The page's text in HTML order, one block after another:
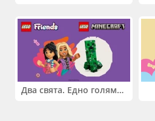
Два свята. Едно голямо приключение. Купи 2 продукта LEGO® Friends и/или LEGO® Minecraft и вземи -27%